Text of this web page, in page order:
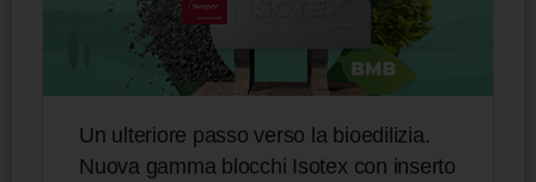
Un ulteriore passo verso la bioedilizia.
Nuova gamma blocchi Isotex con inserto